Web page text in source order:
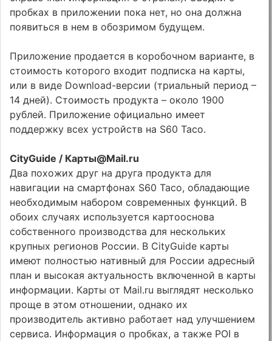
пробках в приложении пока нет, но она должна
появиться в нем в обозримом будущем.
Приложение продается в коробочном варианте, в
стоимость которого входит подписка на карты,
или в виде Download-версии (триальный период –
14 дней). Стоимость продукта – около 1900
рублей. Приложение официально имеет
поддержку всех устройств на S60 Taco.
CityGuide / Карты@Mail.ru
Два похожих друг на друга продукта для
навигации на смартфонах S60 Taco, обладающие
необходимым набором современных функций. В
обоих случаях используется картооснова
собственного производства для нескольких
крупных регионов России. В CityGuide карты
имеют полностью нативный для России адресный
план и высокая актуальность включенной в карты
информации. Карты от Mail.ru выглядят несколько
проще в этом отношении, однако их
производитель активно работает над улучшением
сервиса. Информация о пробках, а также POI в